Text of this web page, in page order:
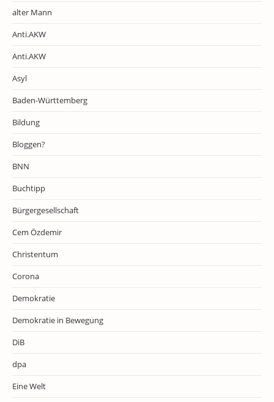
alter Mann
Anti.AKW
Anti.AKW
Asyl
Baden-Württemberg
Bildung
Bloggen?
BNN
Buchtipp
Bürgergesellschaft
Cem Özdemir
Christentum
Corona
Demokratie
Demokratie in Bewegung
DiB
dpa
Eine Welt